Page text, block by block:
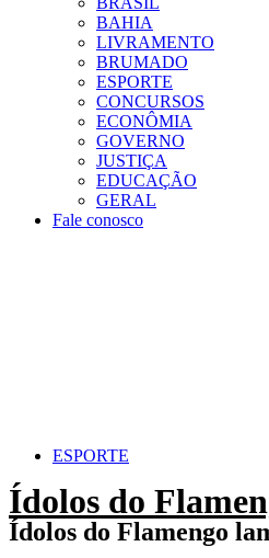
BAHIA
LIVRAMENTO
BRUMADO
ESPORTE
CONCURSOS
ECONÔMIA
GOVERNO
JUSTIÇA
EDUCAÇÃO
GERAL
Fale conosco
ESPORTE
Ídolos do
Ídolos do Flamengo